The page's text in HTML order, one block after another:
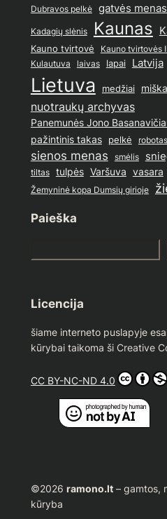
Dubravos pelkė gatvės
Kadagių slėnis Kaunas
Kauno tvirtovė Kauno tvirtovės
Kulautuva laivas lapai Latvija
Lietuva medžiai
nuotraukų archyvas
Panemunės Jono
pažintinis takas pelkė robotas
sienos menas smėlis
tiltas tulpės Varšuva vasara
Žemyninė kopa Dumsių girioje
Paieška
e
c
Licencija
šiame interneto puslapyje
kūrybai taikoma ši Creative
CC BY-NC-ND 4.0
©2026 ramono.lt– gamtos,
kūryba